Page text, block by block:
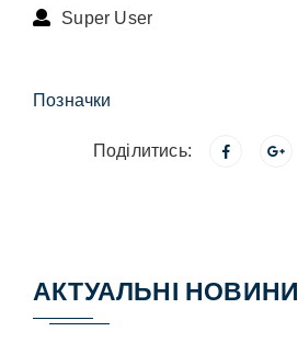
Super User
Позначки
Поділитись:
АКТУАЛЬНІ НОВИНИ